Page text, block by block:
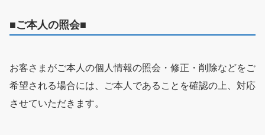
■ご本人の照会■
お客さまがご本人の個人情報の照会・修正・削除などをご
希望される場合には、ご本人であることを確認の上、対応
させていただきます。